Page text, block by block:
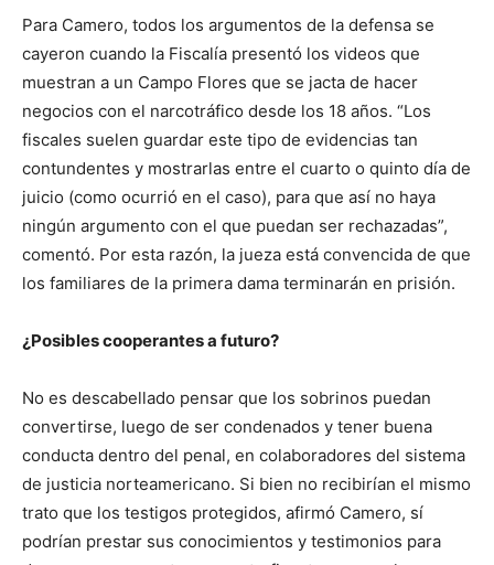
Para Camero, todos los argumentos de la defensa se
cayeron cuando la Fiscalía presentó los videos que
muestran a un Campo Flores que se jacta de hacer
negocios con el narcotráfico desde los 18 años. “Los
fiscales suelen guardar este tipo de evidencias tan
contundentes y mostrarlas entre el cuarto o quinto día de
juicio (como ocurrió en el caso), para que así no haya
ningún argumento con el que puedan ser rechazadas”,
comentó. Por esta razón, la jueza está convencida de que
los familiares de la primera dama terminarán en prisión.
¿Posibles cooperantes a futuro?
No es descabellado pensar que los sobrinos puedan
convertirse, luego de ser condenados y tener buena
conducta dentro del penal, en colaboradores del sistema
de justicia norteamericano. Si bien no recibirían el mismo
trato que los testigos protegidos, afirmó Camero, sí
podrían prestar sus conocimientos y testimonios para